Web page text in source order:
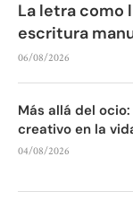
La letra como
escritura
06/08/2026
Más allá del
creativo en la
04/08/2026